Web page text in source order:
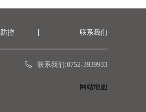
控 联系我们
联系我们:0752-3939933
网站地图